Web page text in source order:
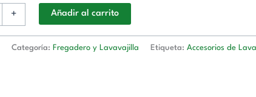
+ Añadir al carrito
Categoría: Fregadero y Lavavajilla Etiqueta:Accesorios de